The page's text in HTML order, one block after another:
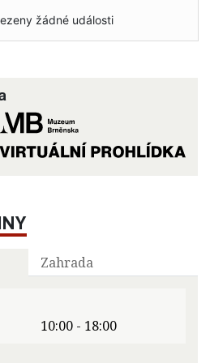
žádné události
Zahrada
10:00 - 18:00